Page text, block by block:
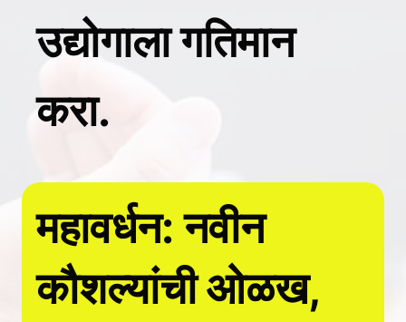
उद्योगाला गतिमान
करा.
महावर्धन: नवीन
कौशल्यांची ओळख,